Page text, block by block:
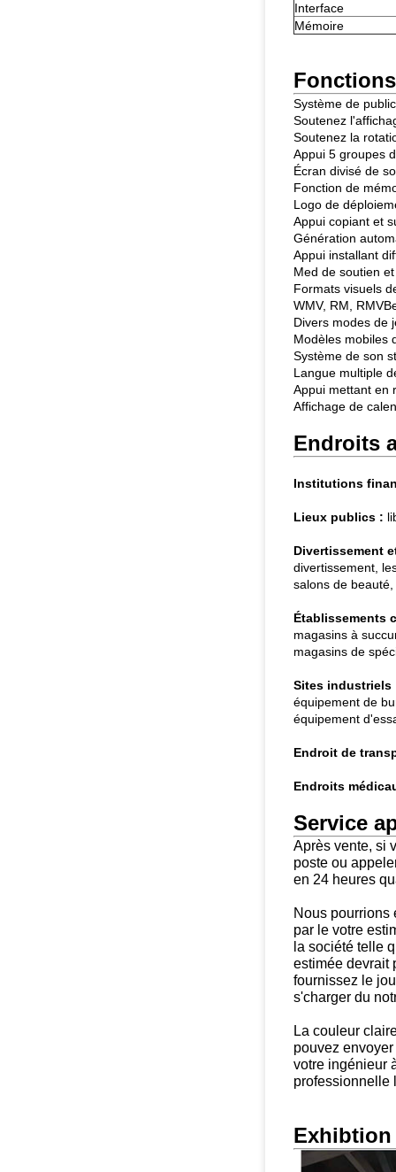
Interface
Mémoire
Système de
Soutenez
Soutenez la
Appui 5 groupes
Écran divisé de
Fonction de
Logo de
Appui copiant et
Génération
Appui installant
Med de soutien
Formats visuels
WMV, RM,
Divers modes de
Modèles mobiles
Système de son
Langue multiple
Appui mettant en
Affichage de
Endroits
Institutions
Lieux publics :
Divertissement
divertissement,
salons de
Établissements
magasins à
magasins de
Sites industriels
équipement de
équipement
Endroit de
Endroits
Service
Après vente, si
poste ou
en 24 heures
Nous pourrions
par le votre
la société telle
estimée devrait
fournissez le
s'charger du
La couleur
pouvez envoyer
votre ingénieur
professionnelle
Exhibtion